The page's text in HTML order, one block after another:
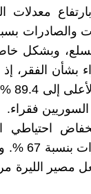
بارتفاع
والصادرات
وبشكل
بشأن الفقر،
عام
العملات
مصير الليرة